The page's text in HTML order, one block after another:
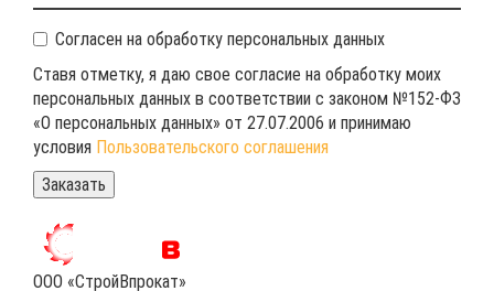
Согласен на обработку персональных данных
Ставя отметку, я даю свое согласие на обработку моих
персональных данных в соответствии с законом №152-ФЗ
«О персональных данных» от 27.07.2006 и принимаю
условия Пользовательского соглашения
ООО «СтройВпрокат»